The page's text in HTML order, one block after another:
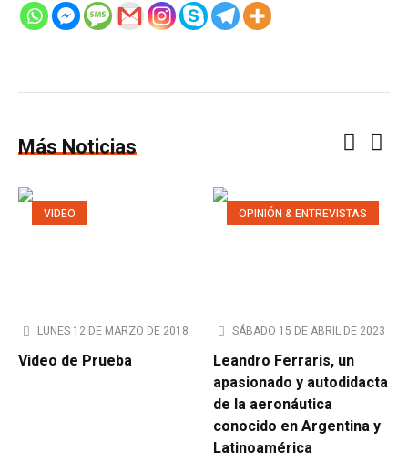
Más Noticias
VIDEO
LUNES 12 DE MARZO DE 2018
Video de Prueba
OPINIÓN & ENTREVISTAS
SÁBADO 15 DE ABRIL DE 2023
Leandro Ferraris, un
apasionado y autodidacta
de la aeronáutica
conocido en Argentina y
Latinoamérica